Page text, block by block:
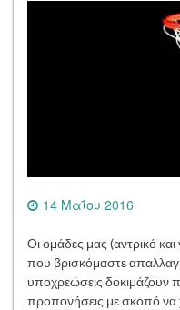
14 Μαΐου 2016
Οι ομάδες μας (αντρικό
που βρισκόμαστε
υποχρεώσεις δοκιμάζουν
προπονήσεις με σκοπό να